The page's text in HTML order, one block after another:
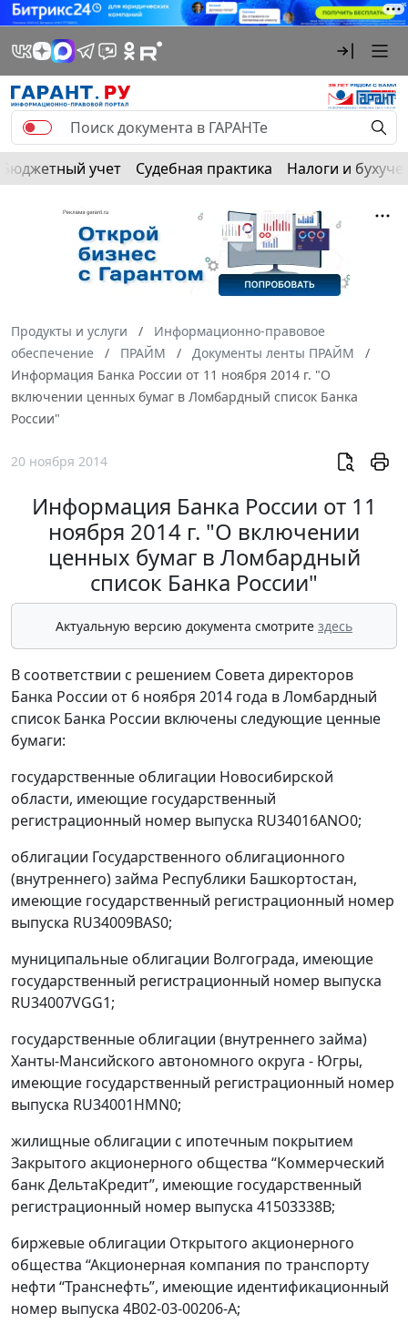
Бюджетный учет Судебная практика Налоги и
Продукты и услуги
Информационно-правовое
обеспечение
ПРАЙМ
Документы ленты ПРАЙМ
Информация Банка России от 11 ноября 2014 г. "О
включении ценных бумаг в Ломбардный список Банка
России"
20 ноября 2014
Информация Банка России от 11
ноября 2014 г. "О включении
ценных бумаг в Ломбардный
список Банка России"
Актуальную версию документа смотрите здесь
В соответствии с решением Совета директоров
Банка России от 6 ноября 2014 года в Ломбардный
список Банка России включены следующие ценные
бумаги:
государственные облигации Новосибирской
области, имеющие государственный
регистрационный номер выпуска RU34016ANO0;
облигации Государственного облигационного
(внутреннего) займа Республики Башкортостан,
имеющие государственный регистрационный номер
выпуска RU34009BAS0;
муниципальные облигации Волгограда, имеющие
государственный регистрационный номер выпуска
RU34007VGG1;
государственные облигации (внутреннего займа)
Ханты-Мансийского автономного округа - Югры,
имеющие государственный регистрационный номер
выпуска RU34001HMN0;
жилищные облигации с ипотечным покрытием
Закрытого акционерного общества “Коммерческий
банк ДельтаКредит”, имеющие государственный
регистрационный номер выпуска 41503338B;
биржевые облигации Открытого акционерного
общества “Акционерная компания по транспорту
нефти “Транснефть”, имеющие идентификационный
номер выпуска 4B02-03-00206-A;